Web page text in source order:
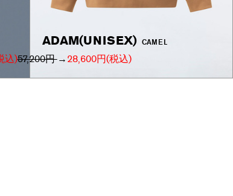
込)
ADAM(UNISEX) CAMEL
57,200円→ 28,600円(税込)